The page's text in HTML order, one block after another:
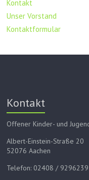
Kontakt
Unser Vorstand
Kontaktformular
Kontakt
Offener Kinder- und
Albert-Einstein-Straße 20
52076 Aachen
Telefon: 02408 / 9296239